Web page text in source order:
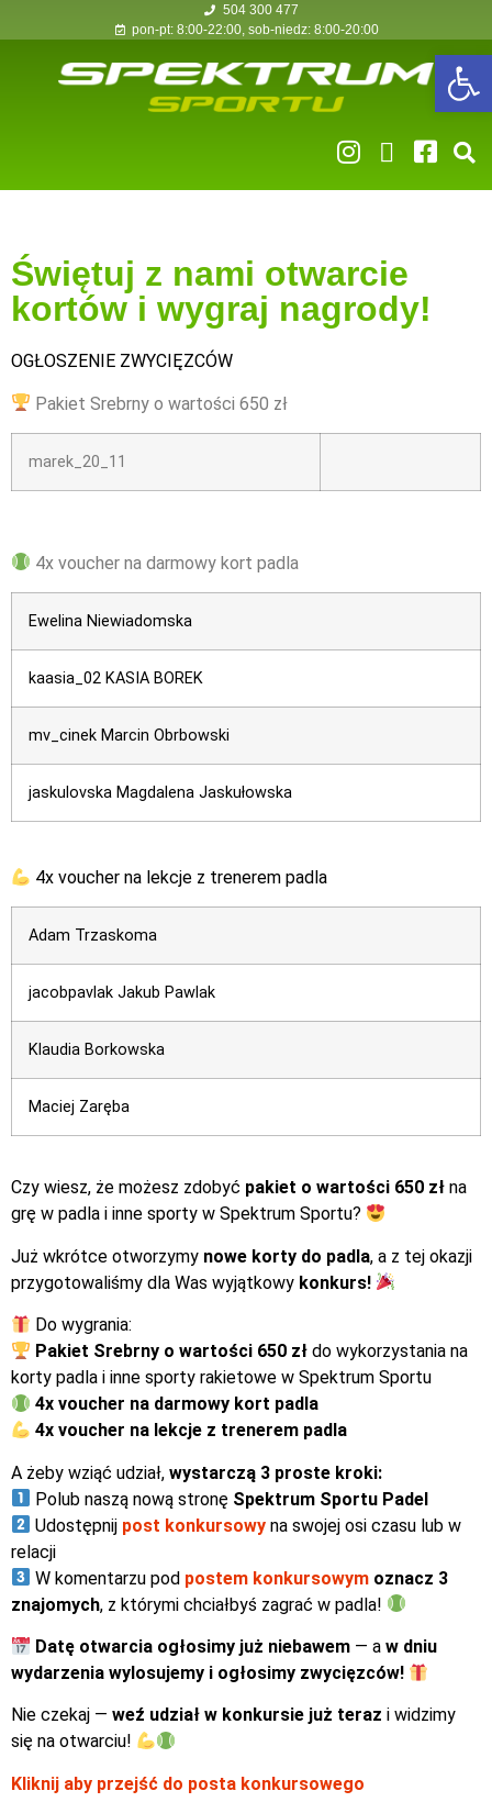
504 300 477
pon-pt: 8:00-22:00, sob-niedz: 8:00-20:00
Świętuj z nami otwarcie
kortów i wygraj nagrody!
OGŁOSZENIE ZWYCIĘZCÓW
Pakiet Srebrny o wartości 650 zł
marek_20_11
4x voucher na darmowy kort padla
Ewelina Niewiadomska
kaasia_02 KASIA BOREK
mv_cinek Marcin Obrbowski
jaskulovska Magdalena Jaskułowska
4x voucher na lekcje z trenerem padla
Adam Trzaskoma
jacobpavlak Jakub Pawlak
Klaudia Borkowska
Maciej Zaręba
Czy wiesz, że możesz zdobyć pakiet o wartości 650 zł na
grę w padla i inne sporty w Spektrum Sportu?
Już wkrótce otworzymy nowe korty do padla, a z tej okazji
przygotowaliśmy dla Was wyjątkowy konkurs!
Do wygrania:
Pakiet Srebrny o wartości 650 zł do wykorzystania na
korty padla i inne sporty rakietowe w Spektrum Sportu
4x voucher na darmowy kort padla
4x voucher na lekcje z trenerem padla
A żeby wziąć udział, wystarczą 3 proste kroki:
Polub naszą nową stronę Spektrum Sportu Padel
Udostępnij post konkursowy na swojej osi czasu lub w
relacji
W komentarzu pod postem konkursowym oznacz 3
znajomych, z którymi chciałbyś zagrać w padla!
Datę otwarcia ogłosimy już niebawem — aw dniu
wydarzenia wylosujemy i ogłosimy zwycięzców!
Nie czekaj — weź udział w konkursie już teraz i widzimy
się na otwarciu!
Kliknij aby przejść do posta konkursowego